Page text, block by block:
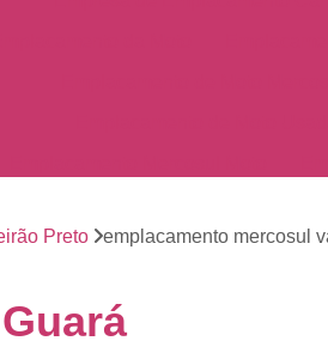
Emplacamento da Placa
Emplacamento de Veículo Pcd
Preto emplacamento mercosul